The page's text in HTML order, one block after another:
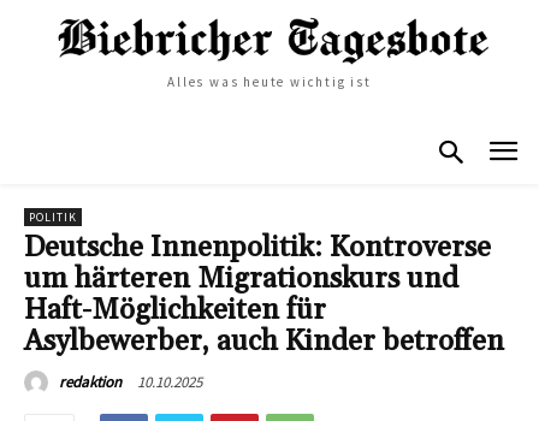
Alles was heute wichtig ist
POLITIK
Deutsche Innenpolitik: Kontroverse
um härteren Migrationskurs und
Haft-Möglichkeiten für
Asylbewerber, auch Kinder betroffen
redaktion 10.10.2025